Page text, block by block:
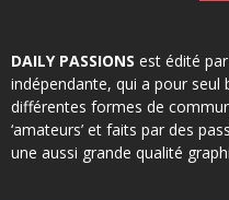
DAILY PASSIONS est édité
indépendante, qui a pour
différentes formes de
‘amateurs’ et faits par des
une aussi grande qualité